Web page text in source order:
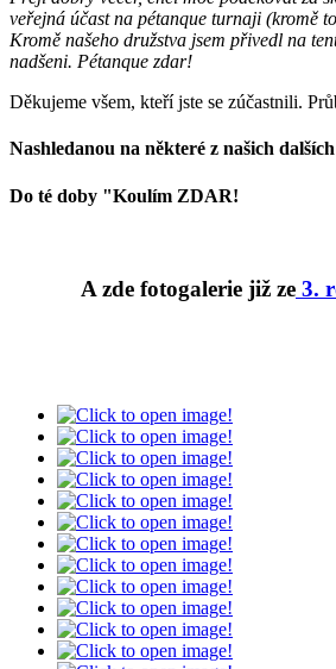
veřejná účast na pétanque turnaji (kromě
Kromě našeho družstva jsem přivedl na
nadšeni. Pétanque zdar!
Děkujeme všem, kteří jste se zúčastnili.
Nashledanou na některé z našich
Do té doby "Koulím ZDAR!
A zde fotogalerie již ze 3.